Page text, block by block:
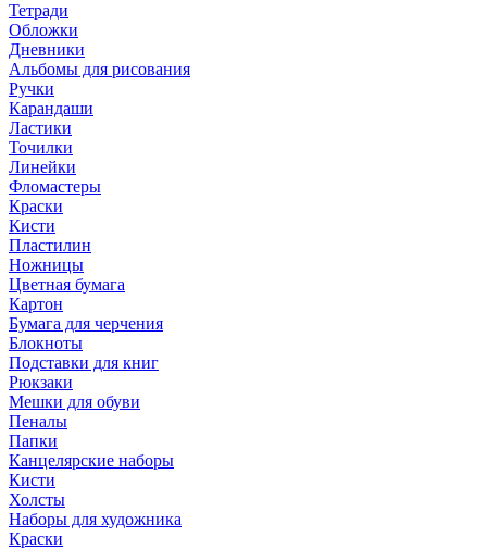
Тетради
Обложки
Дневники
Альбомы для рисования
Ручки
Карандаши
Ластики
Точилки
Линейки
Фломастеры
Краски
Кисти
Пластилин
Ножницы
Цветная бумага
Картон
Бумага для черчения
Блокноты
Подставки для книг
Рюкзаки
Мешки для обуви
Пеналы
Папки
Канцелярские наборы
Кисти
Холсты
Наборы для художника
Краски